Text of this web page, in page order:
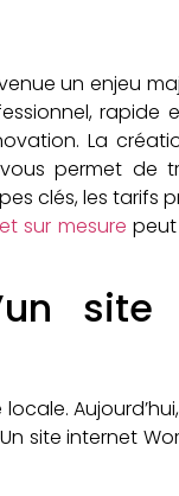
un enjeu
rapide
La
permet de
clés, les tarifs
sur mesure
site
site internet